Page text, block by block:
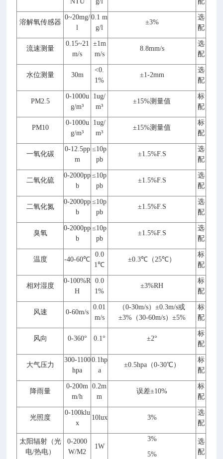
溶解氧传感器
0~20mg/
l
0.1 m
g/l
±3%
选
配
流速测量
0.15~21
m/s
±1m
m/s
8.8mm/s
选
配
水位测量 30m
<0.
1%
±1-2mm
选
配
PM2.5
0-1000u
g/m³
1ug/
m³
±15%测量值
标
配
PM10
0-1000u
g/m³
1ug/
m³
±15%测量值
标
配
一氧化碳
0-12.5pp
m
≤10p
pb
±1.5%F.S
选
配
二氧化硫
0-2000pp
b
≤10p
pb
±1.5%F.S
选
配
二氧化氮
0-2000pp
b
≤10p
pb
±1.5%F.S
选
配
臭氧
0-2000pp
b
≤10p
pb
±1.5%F.S
选
配
温度 -40-60℃
0.0
1℃
±0.3℃（25℃）
标
配
相对湿度
0-100%R
H
0.0
1%
±3%RH
标
配
风速 0-60m/s
0.01
m/s
（0-30m/s）±0.3m/s或
±3%（30-60m/s）±5%
标
配
风向 0-360° 0.1° ±2°
标
配
大气压力
300-1100
hpa
0.1hp
a
±0.5hpa（0-30℃）
标
配
降雨量
0-200m
m/h
0.2m
m
误差±10%
标
配
光照度
0-100klu
x
10lux 3%
选
配
太阳辐射（光
电/热电）
0-2000
W/M2
1W
3%
5%
选
配